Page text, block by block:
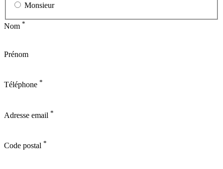
Monsieur
Nom *
Prénom
Téléphone *
Adresse email *
Code postal *